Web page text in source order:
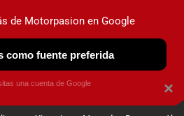
OBSERVATORIO
×
de Motorpasion en Google
como fuente preferida
una cuenta de Google